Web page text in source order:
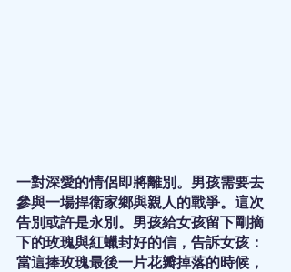
一對深愛的情侶即將離別。男孩需要去
參與一場捍衛家鄉與親人的戰爭。這次
告別或許是永別。男孩給女孩留下剛摘
下的玫瑰與紅蠟封好的信，告訴女孩：
當這捧玫瑰最後一片花瓣掉落的時候，